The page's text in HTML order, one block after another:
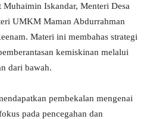
Muhaimin Iskandar, Menteri Desa
UMKM Maman Abdurrahman
Materi ini membahas strategi
kemiskinan melalui
dari bawah.
pembekalan mengenai
pada pencegahan dan